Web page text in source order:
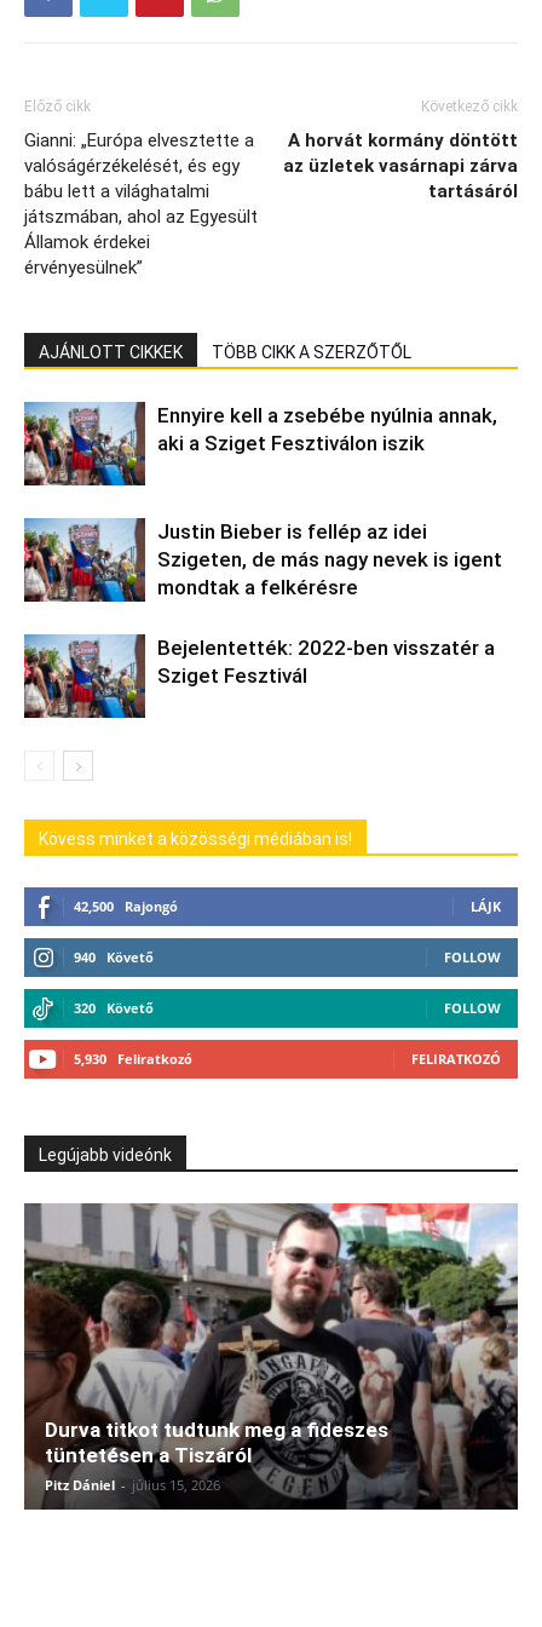
Előző cikk
Gianni: „Európa elvesztette a
valóságérzékelését, és egy
bábu lett a világhatalmi
játszmában, ahol az Egyesült
Államok érdekei
érvényesülnek”
Következő cikk
A horvát kormány döntött
az üzletek vasárnapi zárva
tartásáról
AJÁNLOTT CIKKEK TÖBB CIKK A SZERZŐTŐL
Ennyire kell a zsebébe nyúlnia annak,
aki a Sziget Fesztiválon iszik
Justin Bieber is fellép az idei
Szigeten, de más nagy nevek is igent
mondtak a felkérésre
Bejelentették: 2022-ben visszatér a
Sziget Fesztivál
Kövess minket a közösségi médiában is!
42,500 Rajongó LÁJK
940 Követő FOLLOW
320 Követő FOLLOW
5,930 Feliratkozó FELIRATKOZÓ
Legújabb videónk
Durva titkot tudtunk meg a fideszes
tüntetésen a Tiszáról
Pitz Dániel - július 15, 2026